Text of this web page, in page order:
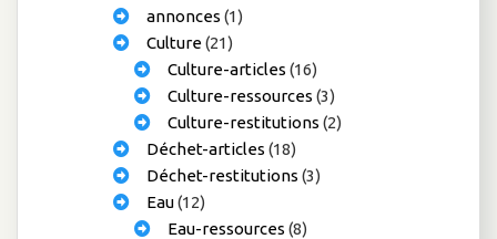
annonces (1)
Culture(21)
Culture-articles (16)
Culture-ressources (3)
Culture-restitutions (2)
Déchet-articles (18)
Déchet-restitutions (3)
Eau(12)
Eau-ressources (8)